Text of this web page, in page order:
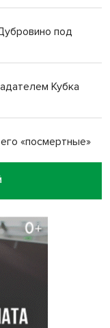
под
Кубка
«посмертные»
с
в
начали строить